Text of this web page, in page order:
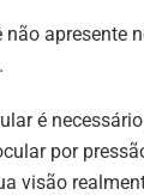
não apresente
é
por
visão